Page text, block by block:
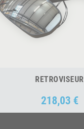
RETROVISEUR
Prix
218,03 €